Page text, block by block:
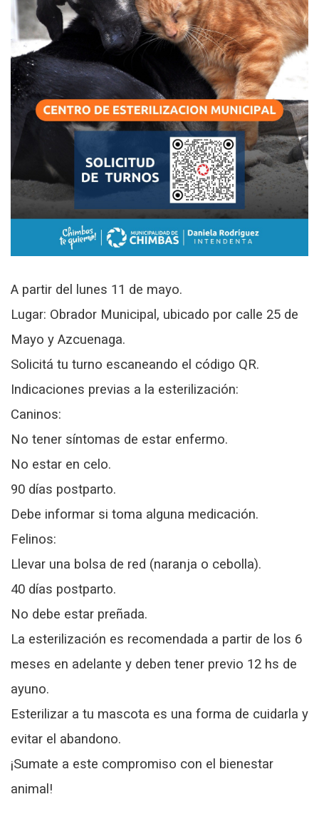
A partir del lunes 11 de mayo.
Lugar: Obrador Municipal, ubicado por calle 25 de
Mayo y Azcuenaga.
Solicitá tu turno escaneando el código QR.
Indicaciones previas a la esterilización:
Caninos:
No tener síntomas de estar enfermo.
No estar en celo.
90 días postparto.
Debe informar si toma alguna medicación.
Felinos:
Llevar una bolsa de red (naranja o cebolla).
40 días postparto.
No debe estar preñada.
La esterilización es recomendada a partir de los 6
meses en adelante y deben tener previo 12 hs de
ayuno.
Esterilizar a tu mascota es una forma de cuidarla y
evitar el abandono.
¡Sumate a este compromiso con el bienestar
animal!